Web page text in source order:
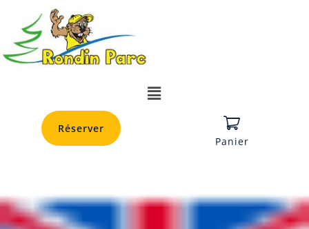
Réserver
Panier